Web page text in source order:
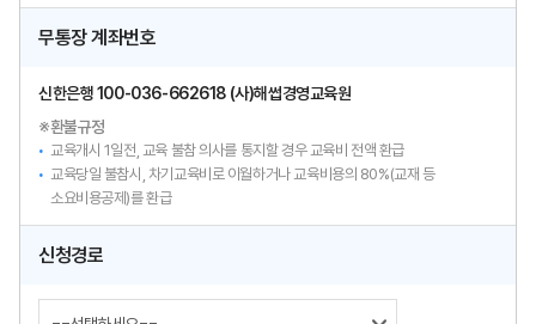
무통장 계좌번호
신한은행 100-036-662618 (사)해썹경영교육원
※환불규정
교육개시 1일전, 교육 불참 의사를 통지할 경우 교육비 전액 환급
교육당일 불참시, 차기교육비로 이월하거나 교육비용의 80%(교재 등
소요비용공제)를 환급
신청경로